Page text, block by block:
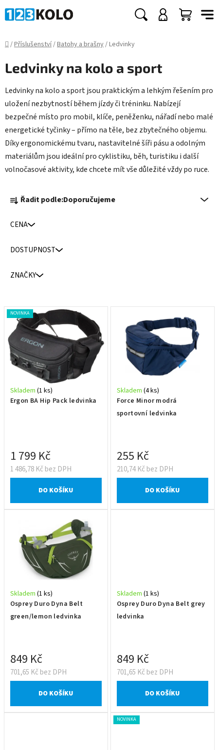
na
Hledat
Domů
/Příslušenství/Batohy a brašny/Ledvinky
Ledvinky na kolo a sport
Ledvinky na kolo a sport jsou praktickým a lehkým řešením pro
uložení nezbytností během jízdy či tréninku. Nabízejí
bezpečné místo pro mobil, klíče, peněženku, nářadí nebo malé
energetické tyčinky – přímo na těle, bez zbytečného objemu.
Díky ergonomickému tvaru, nastavitelné šíři pásu a odolným
materiálům jsou ideální pro cyklistiku, běh, turistiku i další
volnočasové aktivity, kde chcete mít vše důležité vždy po ruce.
a
e
n
d
u
k
t
ů
Řadit podle:Doporučujeme
CENA
DOSTUPNOST
ZNAČKY
V
p
s
o
ů
NOVINKA
Ergon BA Hip Pack ledvinka
Skladem (1 ks)
1 486,78 Kč bez DPH
1 799 Kč
DO KOŠÍKU
Force Minor modrá
sportovní ledvinka
Skladem (4 ks)
210,74 Kč bez DPH
255 Kč
DO KOŠÍKU
Osprey Duro Dyna Belt
green/lemon ledvinka
Skladem (1 ks)
701,65 Kč bez DPH
849 Kč
DO KOŠÍKU
Osprey Duro Dyna Belt grey
ledvinka
Skladem (1 ks)
701,65 Kč bez DPH
849 Kč
DO KOŠÍKU
NOVINKA